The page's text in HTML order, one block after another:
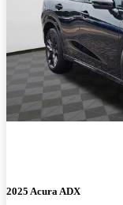
2025 Acura ADX